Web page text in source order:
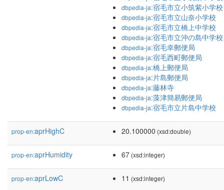
dbpedia-ja:宿毛市立小筑紫小学校
dbpedia-ja:宿毛市立山奈小学校
dbpedia-ja:宿毛市立橋上中学校
dbpedia-ja:宿毛市立沖の島中学校
dbpedia-ja:宿毛幸郵便局
dbpedia-ja:宿毛西町郵便局
dbpedia-ja:橋上郵便局
dbpedia-ja:片島郵便局
dbpedia-ja:藤林寺
dbpedia-ja:藻津簡易郵便局
dbpedia-ja:宿毛市立片島中学校
prop-en:aprHighC 20.100000 (xsd:double)
prop-en:aprHumidity 67 (xsd:integer)
prop-en:aprLowC 11 (xsd:integer)